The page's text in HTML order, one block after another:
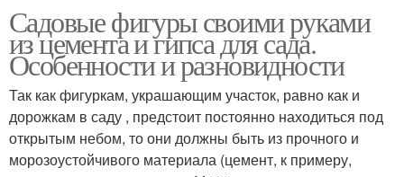
Садовые фигуры своими руками
из цемента и гипса для сада.
Особенности и разновидности
Так как фигуркам, украшающим участок, равно как и
дорожкам в саду , предстоит постоянно находиться под
открытым небом, то они должны быть из прочного и
морозоустойчивого материала (цемент, к примеру,